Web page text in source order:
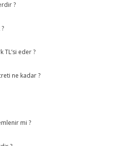
?
TL’si eder ?
ne kadar ?
mi ?